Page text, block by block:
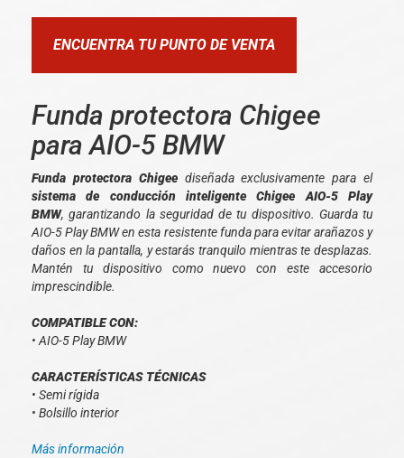
ENCUENTRA TU PUNTO DE VENTA
Funda protectora Chigee
para AIO-5 BMW
Funda protectora Chigeediseñada exclusivamente para el
sistema de conducción inteligente Chigee AIO-5 Play
BMW, garantizando la seguridad de tu dispositivo. Guarda tu
AIO-5 Play BMW en esta resistente funda para evitar arañazos y
daños en la pantalla, y estarás tranquilo mientras te desplazas.
Mantén tu dispositivo como nuevo con este accesorio
imprescindible.
COMPATIBLE CON:
• AIO-5 Play BMW
CARACTERÍSTICAS TÉCNICAS
• Semi rígida
• Bolsillo interior
Más información